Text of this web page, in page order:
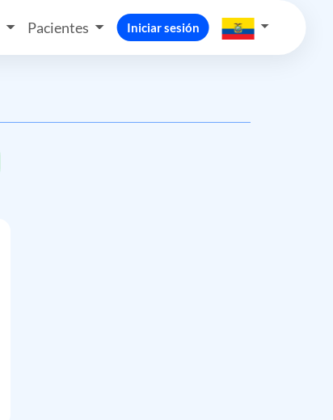
Pacientes Iniciar sesión